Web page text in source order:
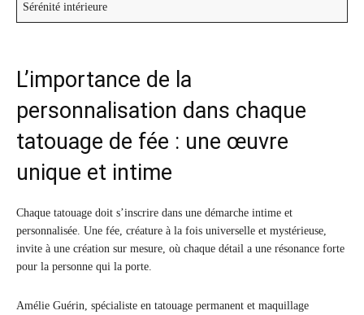
Sérénité intérieure
L’importance de la
personnalisation dans chaque
tatouage de fée : une œuvre
unique et intime
Chaque tatouage doit s’inscrire dans une démarche intime et
personnalisée. Une fée, créature à la fois universelle et mystérieuse,
invite à une création sur mesure, où chaque détail a une résonance forte
pour la personne qui la porte.
Amélie Guérin, spécialiste en tatouage permanent et maquillage